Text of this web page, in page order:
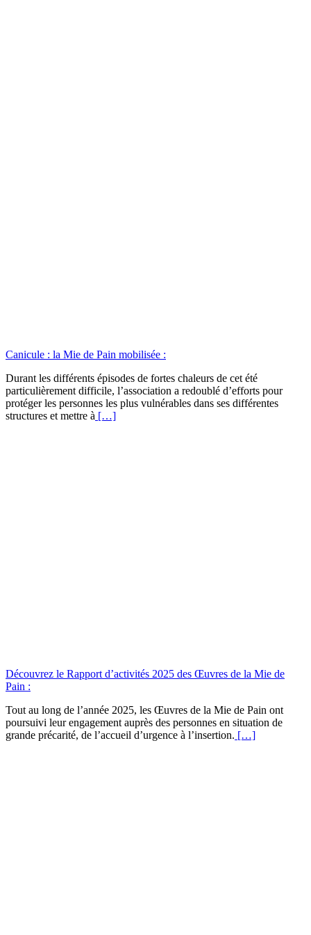
Canicule : la Mie de Pain mobilisée :
Durant les différents épisodes de fortes chaleurs de cet été
particulièrement difficile, l’association a redoublé d’efforts pour
protéger les personnes les plus vulnérables dans ses différentes
structures et mettre à […]
Découvrez le Rapport d’activités 2025 des Œuvres de la Mie de
Pain :
Tout au long de l’année 2025, les Œuvres de la Mie de Pain ont
poursuivi leur engagement auprès des personnes en situation de
grande précarité, de l’accueil d’urgence à l’insertion. […]